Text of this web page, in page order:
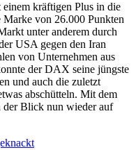
kräftigen Plus in die
Marke von 26.000 Punkten
unter anderem durch
USA gegen den Iran
von Unternehmen aus
der DAX seine jüngste
und auch die zuletzt
abschütteln. Mit dem
der Blick nun wieder auf